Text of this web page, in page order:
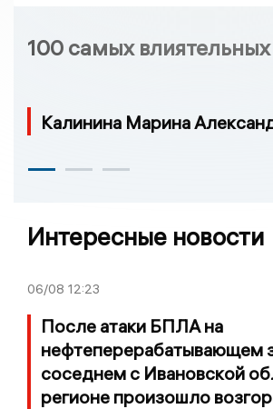
100 самых
Калинина Марина
Интересные новости
06/08 12:23
После атаки БПЛА на
нефтеперерабатывающем
соседнем с Ивановской
регионе произошло